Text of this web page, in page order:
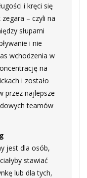
i kręci się
– czyli na
słupami
i nie
wchodzenia w
na
i zostało
przez najlepsze
teamów
jest dla osób,
stawiać
lub dla tych,